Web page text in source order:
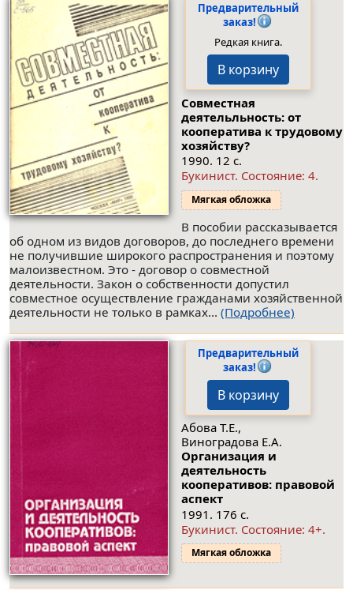
Предварительный
заказ!
Редкая книга.
В корзину
Совместная
деятельльность: от
кооператива к трудовому
хозяйству?
1990. 12 с.
Букинист. Состояние: 4.
Мягкая обложка
В пособии рассказывается
об одном из видов договоров, до последнего времени
не получившие широкого распространения и поэтому
малоизвестном. Это - договор о совместной
деятельности. Закон о собственности допустил
совместное осуществление гражданами хозяйственной
деятельности не только в рамках... (Подробнее)
Предварительный
заказ!
В корзину
Абова Т.Е.,
Виноградова Е.А.
Организация и
деятельность
кооперативов: правовой
аспект
1991. 176 с.
Букинист. Состояние: 4+.
Мягкая обложка